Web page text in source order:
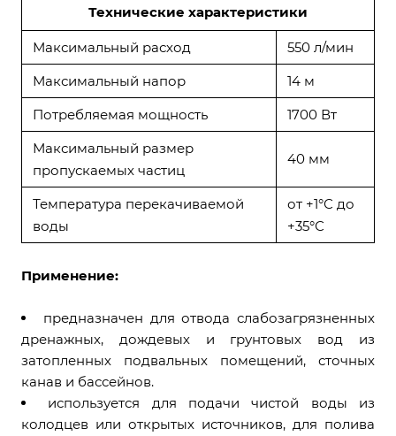
Технические характеристики
Максимальный расход
550 л/мин
Максимальный напор
14 м
Потребляемая мощность
1700 Вт
Максимальный размер
пропускаемых частиц
40 мм
Температура перекачиваемой
воды
от +1°С до
+35°С
Применение:
предназначен для отвода слабозагрязненных
дренажных, дождевых и грунтовых вод из
затопленных подвальных помещений, сточных
канав и бассейнов.
используется для подачи чистой воды из
колодцев или открытых источников, для полива